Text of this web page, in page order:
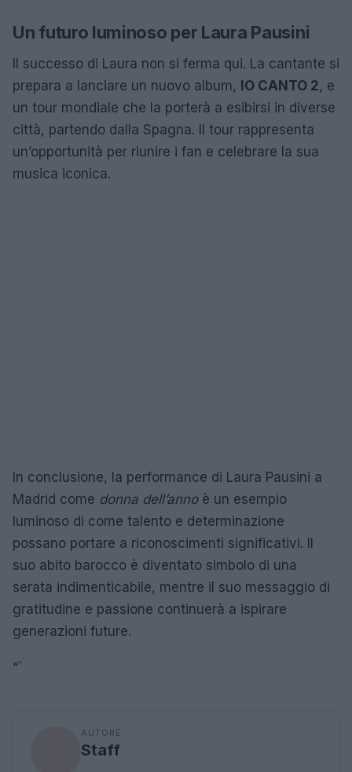
Un futuro luminoso per Laura Pausini
Il successo di Laura non si ferma qui. La cantante si
prepara a lanciare un nuovo album, IO CANTO 2, e
un tour mondiale che la porterà a esibirsi in diverse
città, partendo dalla Spagna. Il tour rappresenta
un’opportunità per riunire i fan e celebrare la sua
musica iconica.
In conclusione, la performance di Laura Pausini a
Madrid come donna dell’annoè un esempio
luminoso di come talento e determinazione
possano portare a riconoscimenti significativi. Il
suo abito barocco è diventato simbolo di una
serata indimenticabile, mentre il suo messaggio di
gratitudine e passione continuerà a ispirare
generazioni future.
“`
AUTORE
Staff